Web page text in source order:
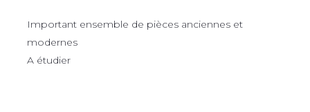
Important ensemble de pièces anciennes et
modernes
A étudier